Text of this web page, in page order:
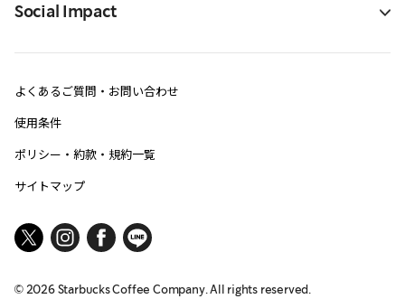
Social Impact
よくあるご質問・お問い合わせ
使用条件
ポリシー・約款・規約一覧
サイトマップ
© 2026Starbucks Coffee Company. All rights reserved.